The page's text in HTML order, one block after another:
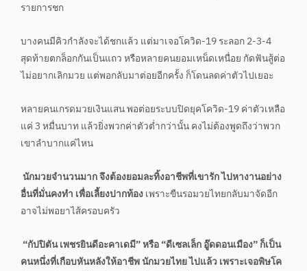
รายการชก
บางคนมีคิวกำลังจะได้ชกแล้ว แต่มาเจอโควิด-19 ระลอก 2-3-4
สุดท้ายตกล็อกกันเป็นแถว หรือหลายคนยอมเหน็ดเหนื่อย กัดฟันสู้ต่อ
ไม่อยากเลิกมวย แต่พอกลับมาต่อยอีกครั้ง ก็โดนลดค่าตัวไปเยอะ
หลายคนเกรดมวยเงินแสน พอต่อยระบบปิดยุคโควิด-19 ค่าตัวเหลือ
แค่ 3 หมื่นบาท แล้วยิ่งพวกค่าตัวต่ำกว่านั้น คงไม่ต้องพูดถึงว่าพวก
เขาลำบากแค่ไหน
นักมวยจำนวนมาก จึงต้องยอมละทิ้งอาชีพที่เขารัก ไปหางานอย่าง
อื่นที่มั่นคงทำ เพื่อเลี้ยงปากท้องเพราะขืนรอมวยไทยกลับมาจัดอีก
อาจไม่พอยาไส้ครอบครัว
“กัปปิตัน เพชรยินดีอะคาเดมี” หรือ “ดีเซลเล็ก อู๊ดดอนเมือง” ก็เป็น
คนหนึ่งที่เกือบหันหลังให้อาชีพ นักมวยไทย ไปแล้ว เพราะเจอพิษโค